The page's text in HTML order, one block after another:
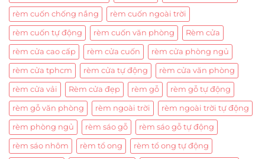
rèm cuốn chống nắng rèm cuốn ngoài trời
rèm cuốn tự động rèm cuốn văn phòng Rèm cửa
rèm cửa cao cấp rèm cửa cuốn rèm cửa phòng ngủ
rèm cửa tphcm rèm cửa tự động rèm cửa văn phòng
rèm cửa vải Rèm cửa đẹp rèm gỗ rèm gỗ tự động
rèm gỗ văn phòng rèm ngoài trời rèm ngoài trời tự động
rèm phòng ngủ rèm sáo gỗ rèm sáo gỗ tự động
rèm sáo nhôm rèm tổ ong rèm tổ ong tự động